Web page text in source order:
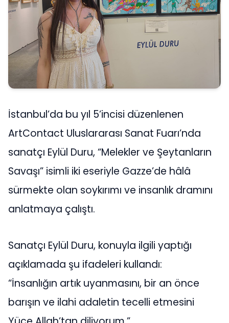
İstanbul’da bu yıl 5’incisi düzenlenen
ArtContact Uluslararası Sanat Fuarı’nda
sanatçı Eylül Duru, “Melekler ve Şeytanların
Savaşı” isimli iki eseriyle Gazze’de hâlâ
sürmekte olan soykırımı ve insanlık dramını
anlatmaya çalıştı.
Sanatçı Eylül Duru, konuyla ilgili yaptığı
açıklamada şu ifadeleri kullandı:
“İnsanlığın artık uyanmasını, bir an önce
barışın ve ilahi adaletin tecelli etmesini